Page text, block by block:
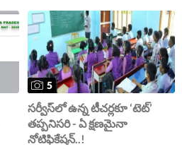
5
సర్వీస్‌లో ఉన్న టీచర్లకూ ‘టెట్’
తప్పనిసరి - ఏ క్షణమైనా
నోటిఫికేషన్..!